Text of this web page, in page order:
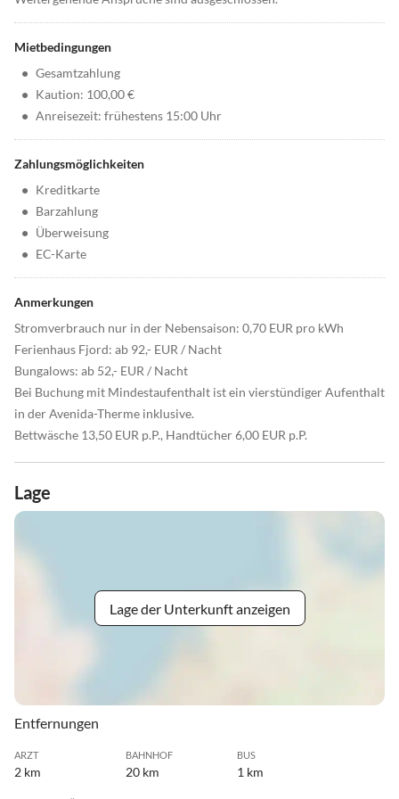
Mietbedingungen
• Gesamtzahlung
• Kaution: 100,00 €
• Anreisezeit: frühestens 15:00 Uhr
Zahlungsmöglichkeiten
• Kreditkarte
• Barzahlung
• Überweisung
• EC-Karte
Anmerkungen
Stromverbrauch nur in der Nebensaison: 0,70 EUR pro kWh
Ferienhaus Fjord: ab 92,- EUR / Nacht
Bungalows: ab 52,- EUR / Nacht
Bei Buchung mit Mindestaufenthalt ist ein vierstündiger Aufenthalt
in der Avenida-Therme inklusive.
Bettwäsche 13,50 EUR p.P., Handtücher 6,00 EUR p.P.
Lage
Lage der Unterkunft anzeigen
Entfernungen
ARZT
2 km
BAHNHOF
20 km
BUS
1 km